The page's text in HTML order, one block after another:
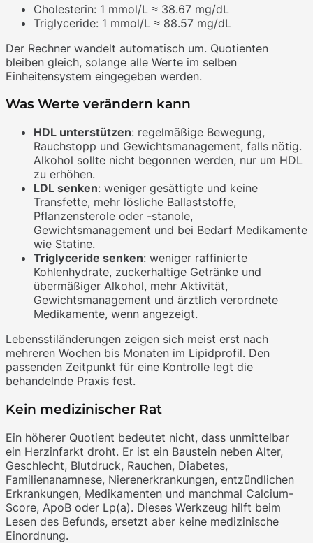
Cholesterin: 1 mmol/L ≈ 38.67 mg/dL
Triglyceride: 1 mmol/L ≈ 88.57 mg/dL
Der Rechner wandelt automatisch um. Quotienten
bleiben gleich, solange alle Werte im selben
Einheitensystem eingegeben werden.
Was Werte verändern kann
HDL unterstützen: regelmäßige Bewegung,
Rauchstopp und Gewichtsmanagement, falls nötig.
Alkohol sollte nicht begonnen werden, nur um HDL
zu erhöhen.
LDL senken: weniger gesättigte und keine
Transfette, mehr lösliche Ballaststoffe,
Pflanzensterole oder -stanole,
Gewichtsmanagement und bei Bedarf Medikamente
wie Statine.
Triglyceride senken: weniger raffinierte
Kohlenhydrate, zuckerhaltige Getränke und
übermäßiger Alkohol, mehr Aktivität,
Gewichtsmanagement und ärztlich verordnete
Medikamente, wenn angezeigt.
Lebensstiländerungen zeigen sich meist erst nach
mehreren Wochen bis Monaten im Lipidprofil. Den
passenden Zeitpunkt für eine Kontrolle legt die
behandelnde Praxis fest.
Kein medizinischer Rat
Ein höherer Quotient bedeutet nicht, dass unmittelbar
ein Herzinfarkt droht. Er ist ein Baustein neben Alter,
Geschlecht, Blutdruck, Rauchen, Diabetes,
Familienanamnese, Nierenerkrankungen, entzündlichen
Erkrankungen, Medikamenten und manchmal Calcium-
Score, ApoB oder Lp(a). Dieses Werkzeug hilft beim
Lesen des Befunds, ersetzt aber keine medizinische
Einordnung.